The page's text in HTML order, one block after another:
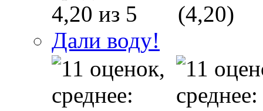
(4,20)
Дали воду!